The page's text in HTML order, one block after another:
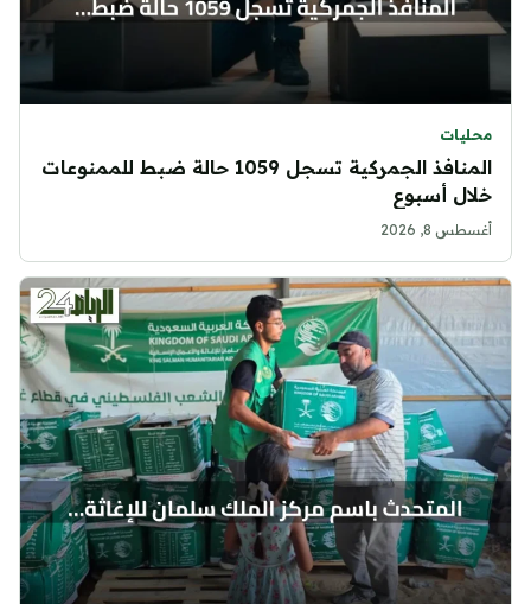
محليات
المنافذ الجمركية تسجل 1059 حالة ضبط للممنوعات
خلال أسبوع
أغسطس 8, 2026